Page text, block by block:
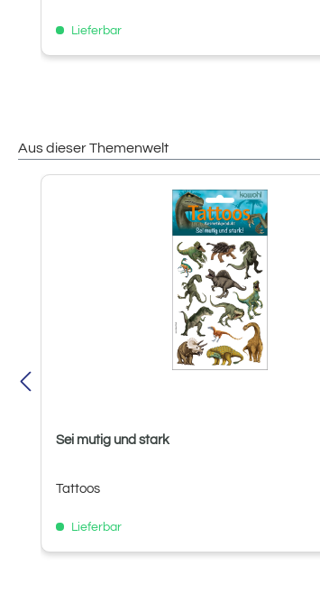
Lieferbar
Aus dieser Themenwelt
Produktgalerie überspringen
Sei mutig und stark
Tattoos
Lieferbar